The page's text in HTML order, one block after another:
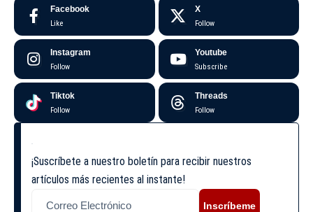
Facebook
Like
X
Follow
Instagram
Follow
Youtube
Subscribe
Tiktok
Follow
Threads
Follow
¡Suscríbete a nuestro boletín para recibir nuestros
artículos más recientes al instante!
Inscríbeme